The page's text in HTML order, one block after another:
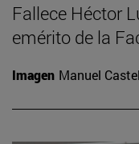
Fallece Héctor
emérito de la
Imagen Manuel